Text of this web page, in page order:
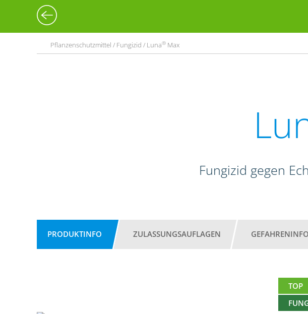
Pflanzenschutzmittel / Fungizid / Luna® Max
Fungizid gegen
PRODUKTINFO ZULASSUNGSAUFLAGEN
TOP